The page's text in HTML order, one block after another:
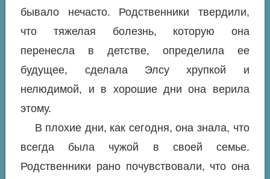
бывало нечасто. Родственники твердили,
что тяжелая болезнь, которую она
перенесла в детстве, определила ее
будущее, сделала Элсу хрупкой и
нелюдимой, и в хорошие дни она верила
этому.
В плохие дни, как сегодня, она знала, что
всегда была чужой в своей семье.
Родственники рано почувствовали, что она